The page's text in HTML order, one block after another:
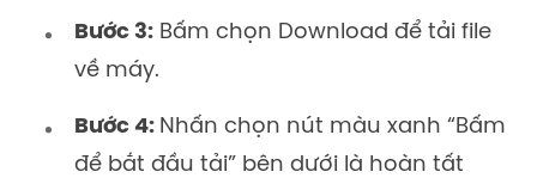
Bước 3: Bấm chọn Download để tải file
về máy.
Bước 4: Nhấn chọn nút màu xanh “Bấm
để bắt đầu tải” bên dưới là hoàn tất